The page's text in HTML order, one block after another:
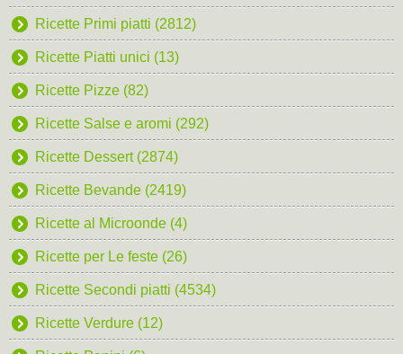
Ricette Primi piatti (2812)
Ricette Piatti unici (13)
Ricette Pizze (82)
Ricette Salse e aromi (292)
Ricette Dessert (2874)
Ricette Bevande (2419)
Ricette al Microonde (4)
Ricette per Le feste (26)
Ricette Secondi piatti (4534)
Ricette Verdure (12)